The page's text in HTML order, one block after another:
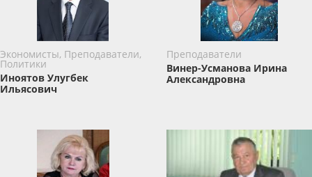
Экономисты, Преподаватели,
Политики
Иноятов Улугбек
Ильясович
Преподаватели
Винер-Усманова Ирина
Александровна